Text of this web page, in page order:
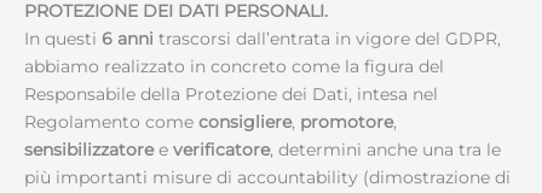
PROTEZIONE DEI DATI PERSONALI.
In questi 6 anni trascorsi dall’entrata in vigore del GDPR,
abbiamo realizzato in concreto come la figura del
Responsabile della Protezione dei Dati, intesa nel
Regolamento come consigliere, promotore,
sensibilizzatoree verificatore, determini anche una tra le
più importanti misure di accountability (dimostrazione di